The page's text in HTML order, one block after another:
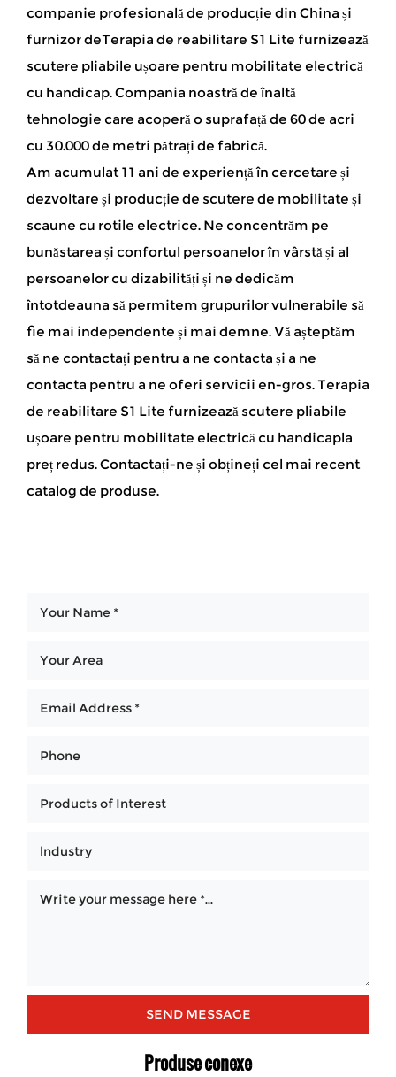
companie profesională de producție din China și
furnizor deTerapia de reabilitare S1 Lite furnizează
scutere pliabile ușoare pentru mobilitate electrică
cu handicap. Compania noastră de înaltă
tehnologie care acoperă o suprafață de 60 de acri
cu 30.000 de metri pătrați de fabrică.
Am acumulat 11 ani de experiență în cercetare și
dezvoltare și producție de scutere de mobilitate și
scaune cu rotile electrice. Ne concentrăm pe
bunăstarea și confortul persoanelor în vârstă și al
persoanelor cu dizabilități și ne dedicăm
întotdeauna să permitem grupurilor vulnerabile să
fie mai independente și mai demne. Vă așteptăm
să ne contactați pentru a ne contacta și a ne
contacta pentru a ne oferi servicii en-gros. Terapia
de reabilitare S1 Lite furnizează scutere pliabile
ușoare pentru mobilitate electrică cu handicapla
preț redus. Contactați-ne și obțineți cel mai recent
catalog de produse.
Produse conexe